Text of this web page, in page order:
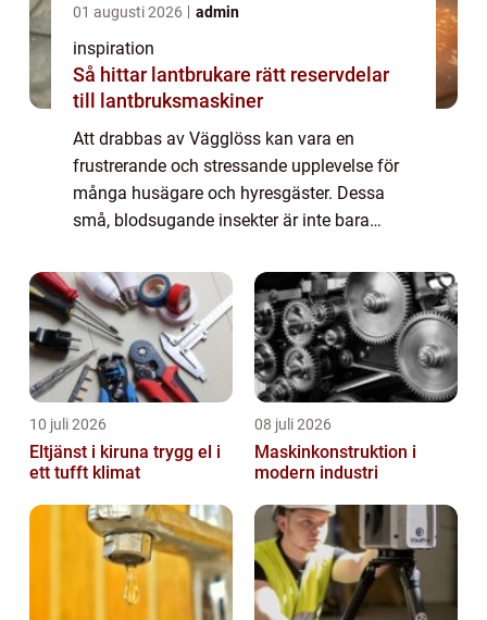
01 augusti 2026 admin
inspiration
Så hittar lantbrukare rätt reservdelar
till lantbruksmaskiner
Att drabbas av Vägglöss kan vara en
frustrerande och stressande upplevelse för
många husägare och hyresgäster. Dessa
små, blodsugande insekter är inte bara
10 juli 2026
Eltjänst i kiruna trygg el i
ett tufft klimat
08 juli 2026
Maskinkonstruktion i
modern industri